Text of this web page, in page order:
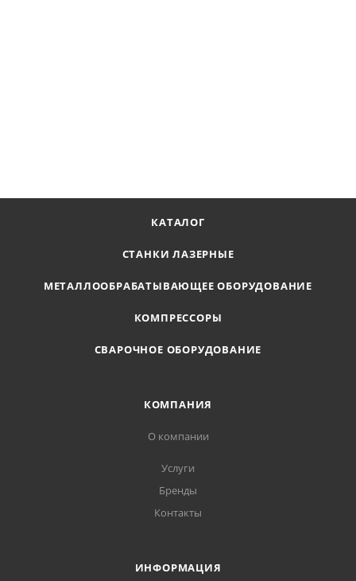
КАТАЛОГ
СТАНКИ ЛАЗЕРНЫЕ
МЕТАЛЛООБРАБАТЫВАЮЩЕЕ ОБОРУДОВАНИЕ
КОМПРЕССОРЫ
СВАРОЧНОЕ ОБОРУДОВАНИЕ
КОМПАНИЯ
О компании
Услуги
Бренды
Контакты
ИНФОРМАЦИЯ